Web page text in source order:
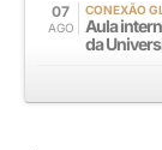
07
AGO
CONEXÃO
Aula
da